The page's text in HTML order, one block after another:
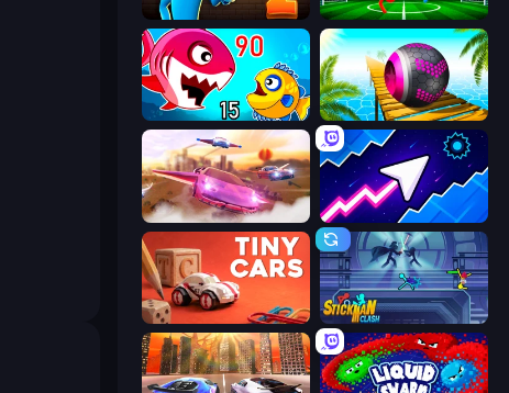
Drunken Duel 2 Ragdoll Soccer 2 Players
Fish Eat Getting Big Rolling Balls Sea Race
Ultimate Flying Car Space Waves
Tiny Cars Stickman Clash